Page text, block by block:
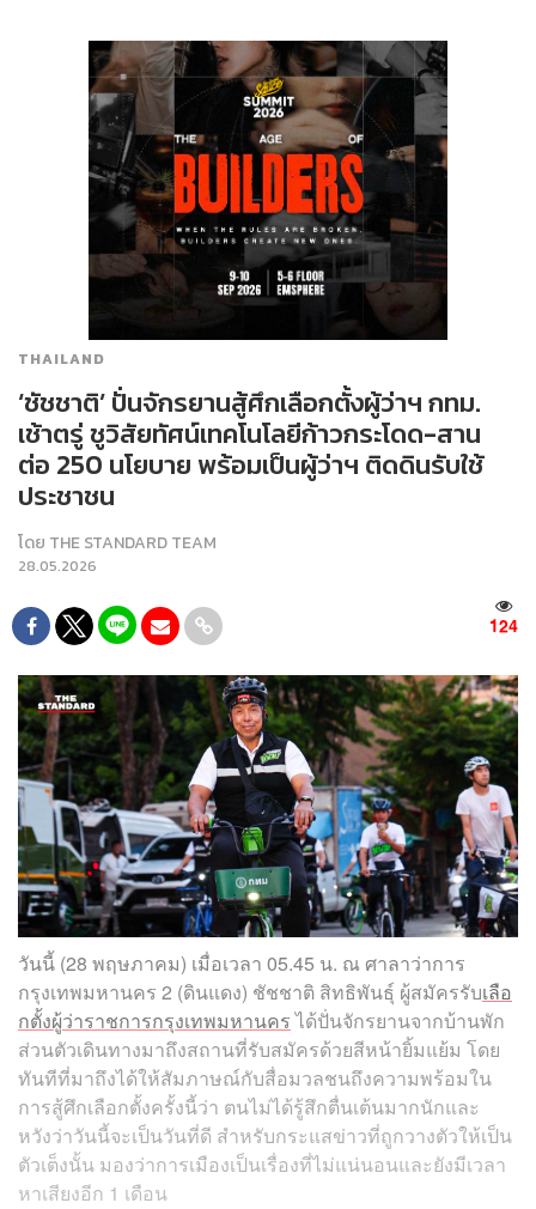
THAILAND
‘ชัชชาติ’ ปั่นจักรยานสู้ศึกเลือกตั้งผู้ว่าฯ กทม.
เช้าตรู่ ชูวิสัยทัศน์เทคโนโลยีก้าวกระโดด-สาน
ต่อ 250 นโยบาย พร้อมเป็นผู้ว่าฯ ติดดินรับใช้
ประชาชน
โดย THE STANDARD TEAM
28.05.2026
124
วันนี้ (28 พฤษภาคม) เมื่อเวลา 05.45 น. ณ ศาลาว่าการ
กรุงเทพมหานคร 2 (ดินแดง) ชัชชาติ สิทธิพันธุ์ ผู้สมัครรับเลือ
กตั้งผู้ว่าราชการกรุงเทพมหานครได้ปั่นจักรยานจากบ้านพัก
ส่วนตัวเดินทางมาถึงสถานที่รับสมัครด้วยสีหน้ายิ้มแย้ม โดย
ทันทีที่มาถึงได้ให้สัมภาษณ์กับสื่อมวลชนถึงความพร้อมใน
การสู้ศึกเลือกตั้งครั้งนี้ว่า ตนไม่ได้รู้สึกตื่นเต้นมากนักและ
หวังว่าวันนี้จะเป็นวันที่ดี สำหรับกระแสข่าวที่ถูกวางตัวให้เป็น
ตัวเต็งนั้น มองว่าการเมืองเป็นเรื่องที่ไม่แน่นอนและยังมีเวลา
หาเสียงอีก 1 เดือน